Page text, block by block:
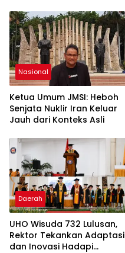
Nasional
Ketua Umum JMSI: Heboh
Senjata Nuklir Iran Keluar
Jauh dari Konteks Asli
Daerah
UHO Wisuda 732 Lulusan,
Rektor Tekankan Adaptasi
dan Inovasi Hadapi